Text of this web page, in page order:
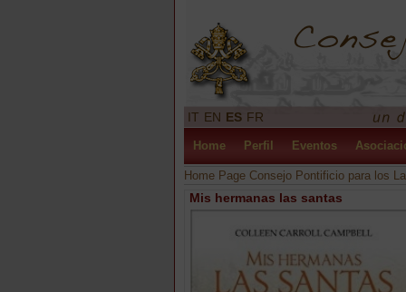
IT EN ES FR
Home Perfil Eventos
Home Page Consejo Pontificio para los
Mis hermanas las santas